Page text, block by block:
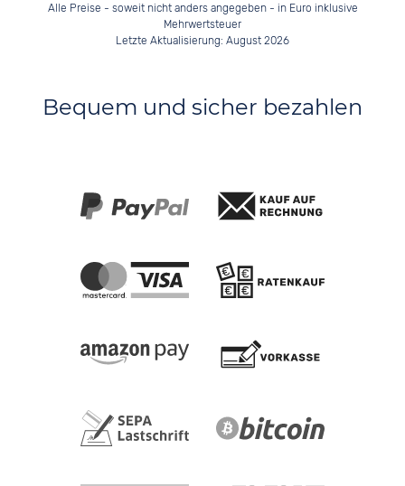
Alle Preise - soweit nicht anders angegeben - in Euro inklusive
Mehrwertsteuer
Letzte Aktualisierung: August 2026
Bequem und sicher bezahlen